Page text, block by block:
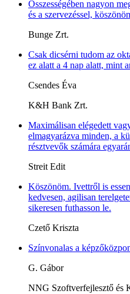
Összességében nagyon
és a szervezéssel,
Bunge Zrt.
Csak dicsérni tudom az
ez alatt a 4 nap alatt, mint
Csendes Éva
K&H Bank Zrt.
Maximálisan elégedett
elmagyarázva minden, a
résztvevők számára
Streit Edit
Köszönöm. Ivettről is
kedvesen, agilisan
sikeresen futhasson le.
Czető Kriszta
Színvonalas a
G. Gábor
NNG Szoftverfejlesztő és